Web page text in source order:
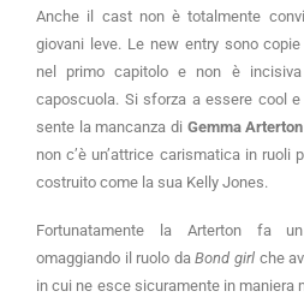
Anche il cast non è totalmente
giovani leve. Le new entry sono
nel primo capitolo e non è incisiva
caposcuola. Si sforza a essere cool
sente la mancanza di Gemma Arterton
non c’è un’attrice carismatica in ruoli
costruito come la sua Kelly Jones.
Fortunatamente la Arterton fa
omaggiando il ruolo daBond girl che
in cui ne esce sicuramente in maniera